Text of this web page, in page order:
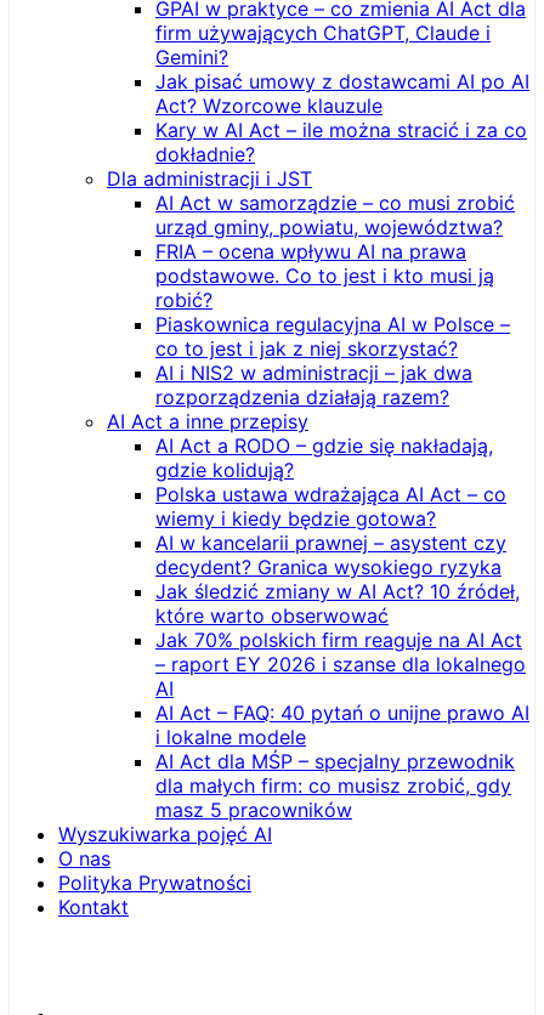
GPAI w praktyce – co zmienia AI Act dla
firm używających ChatGPT, Claude i
Gemini?
Jak pisać umowy z dostawcami AI po AI
Act? Wzorcowe klauzule
Kary w AI Act – ile można stracić i za co
dokładnie?
Dla administracji i JST
AI Act w samorządzie – co musi zrobić
urząd gminy, powiatu, województwa?
FRIA – ocena wpływu AI na prawa
podstawowe. Co to jest i kto musi ją
robić?
Piaskownica regulacyjna AI w Polsce –
co to jest i jak z niej skorzystać?
AI i NIS2 w administracji – jak dwa
rozporządzenia działają razem?
AI Act a inne przepisy
AI Act a RODO – gdzie się nakładają,
gdzie kolidują?
Polska ustawa wdrażająca AI Act – co
wiemy i kiedy będzie gotowa?
AI w kancelarii prawnej – asystent czy
decydent? Granica wysokiego ryzyka
Jak śledzić zmiany w AI Act? 10 źródeł,
które warto obserwować
Jak 70% polskich firm reaguje na AI Act
– raport EY 2026 i szanse dla lokalnego
AI
AI Act – FAQ: 40 pytań o unijne prawo AI
i lokalne modele
AI Act dla MŚP – specjalny przewodnik
dla małych firm: co musisz zrobić, gdy
masz 5 pracowników
Wyszukiwarka pojęć AI
O nas
Polityka Prywatności
Kontakt